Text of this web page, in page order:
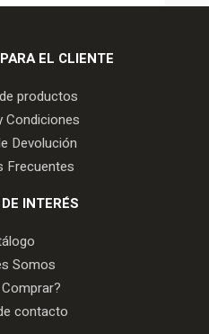
EL CLIENTE
productos
Condiciones
Devolución
Frecuentes
INTERÉS
Somos
contacto